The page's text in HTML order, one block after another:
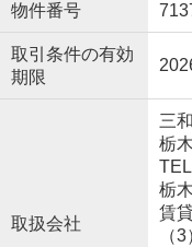
物件番号
取引条件の有効
期限
取扱会社
三
栃
栃
賃
（